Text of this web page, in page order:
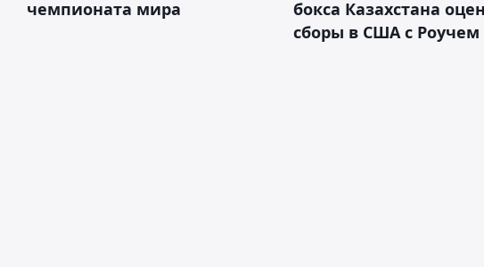
чемпионата мира
бокса Казахстана
сборы в США с Роучем